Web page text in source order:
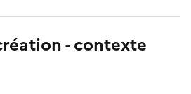
- contexte